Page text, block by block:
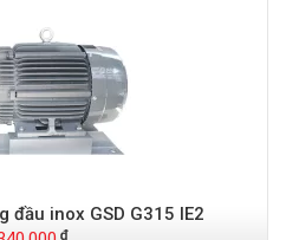
đầu inox GSD G315 IE2